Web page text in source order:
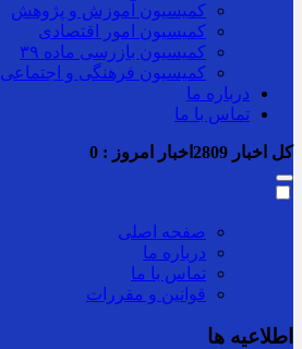
کمیسیون آموزش و پژوهش
کمیسیون امور اقتصادی
کمیسیون بازرسی ماده ۳۹
کمیسیون فرهنگی و اجتماعی
درباره ما
تماس با ما
کل اخبار اخبار امروز : 0
صفحه اصلی
درباره ما
تماس با ما
قوانین و مقررات
اطلاعیه ها